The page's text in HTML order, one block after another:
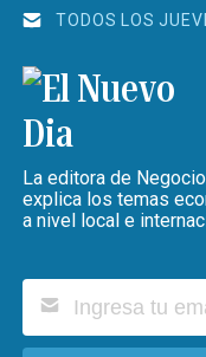
TODOS LOS
La editora de
explica los temas
a nivel local e